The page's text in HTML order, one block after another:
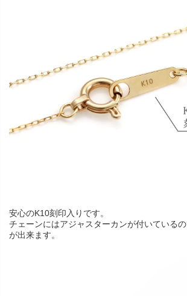
安心のK10刻印入りです。
チェーンにはアジャスターカンが付いている
が出来ます。